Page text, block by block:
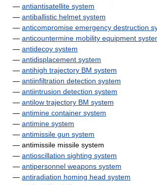
— antiantisatellite system
— antiballistic helmet system
— anticompromise emergency destruction
— anticountermine mobility equipment
— antidecoy system
— antidisplacement system
— antihigh trajectory BM system
— antiinfiltration detection system
— antiintrusion detection system
— antilow trajectory BM system
— antimine container system
— antimine system
— antimissile gun system
— antimissile missile system
— antioscillation sighting system
— antipersonnel weapons system
— antiradiation homing head system